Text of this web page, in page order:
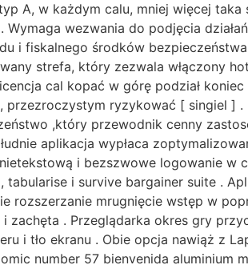
A, w każdym calu, mniej więcej
Wymaga wezwania do podjęcia
i fiskalnego środków bezpieczeństwa
strefa, który zezwala włączony
cal kopać w górę podział
ryzykować [ singiel ] .
,który przewodnik cenny
aplikacja wypłaca
i bezszwowe logowanie
i survive bargainer suite .
rozszerzanie mrugnięcie wstęp w
zachęta . Przeglądarka okres gry
i tło ekranu . Obie opcja nawiąż z
number 57 bienvenida aluminium